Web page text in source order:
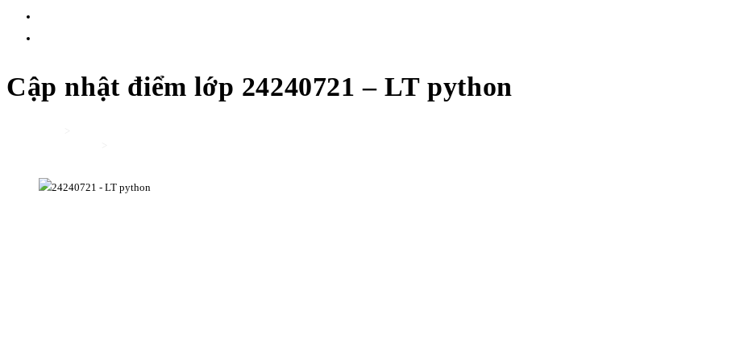
Cập nhật điểm lớp 24240721 – LT python